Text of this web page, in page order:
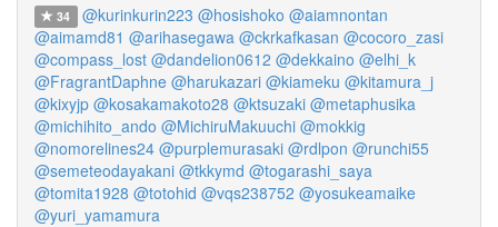
34 @kurinkurin223 @hosishoko @aiamnontan
@aimamd81 @arihasegawa @ckrkafkasan @cocoro_zasi
@compass_lost @dandelion0612 @dekkaino @elhi_k
@FragrantDaphne @harukazari @kiameku @kitamura_j
@kixyjp @kosakamakoto28 @ktsuzaki @metaphusika
@michihito_ando @MichiruMakuuchi @mokkig
@nomorelines24 @purplemurasaki @rdlpon @runchi55
@semeteodayakani @tkkymd @togarashi_saya
@tomita1928 @totohid @vqs238752 @yosukeamaike
@yuri_yamamura